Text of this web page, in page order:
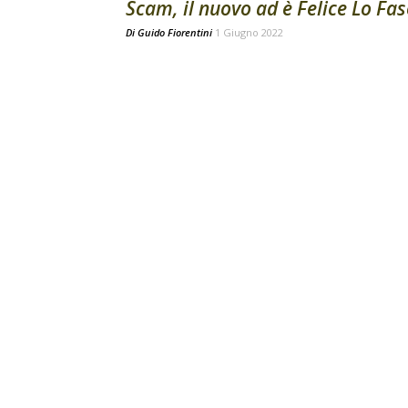
Scam, il nuovo ad è Felice Lo
Di Guido Fiorentini 1 Giugno 2022